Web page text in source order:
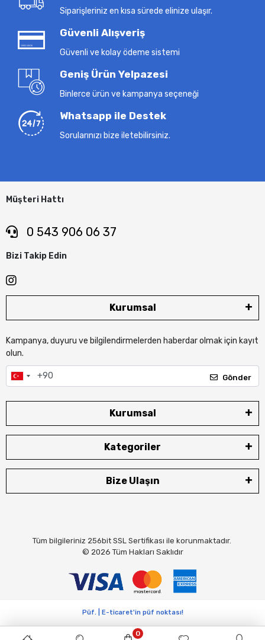
Siparişleriniz en kısa sürede elinize ulaşır.
Güvenli Alışveriş
Güvenli ve kolay ödeme sistemi
Geniş Ürün Yelpazesi
Binlerce ürün ve kampanya seçeneği
Whatsapp ile Destek
Sorularınızı bize iletebilirsiniz.
Müşteri Hattı
0 543 906 06 37
Bizi Takip Edin
Kurumsal
Kampanya, duyuru ve bilgilendirmelerden haberdar olmak için kayıt
olun.
Gönder
Kurumsal
Kategoriler
Bize Ulaşın
Tüm bilgileriniz 256bit SSL Sertifikası ile korunmaktadır.
© 2026 Tüm Hakları Saklıdır
0
Püf. | E-ticaret'in püf noktası!